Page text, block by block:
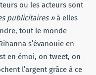
ou les acteurs sont
publicitaires »à elles
tout le monde
s’évanouie en
en émoi, on tweet, on
l’argent grâce à ce